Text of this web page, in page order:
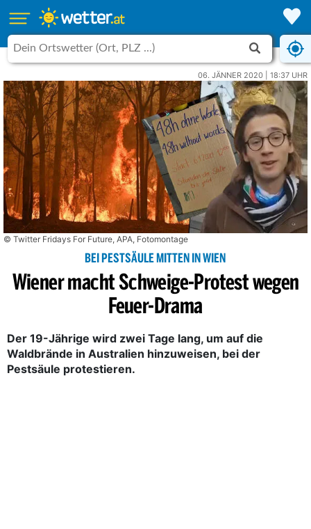
06. JÄNNER 2020 | 18:37 UHR
© Twitter Fridays For Future, APA, Fotomontage
BEI PESTSÄULE MITTEN IN WIEN
Wiener macht Schweige-Protest wegen
Feuer-Drama
Der 19-Jährige wird zwei Tage lang, um auf die
Waldbrände in Australien hinzuweisen, bei der
Pestsäule protestieren.